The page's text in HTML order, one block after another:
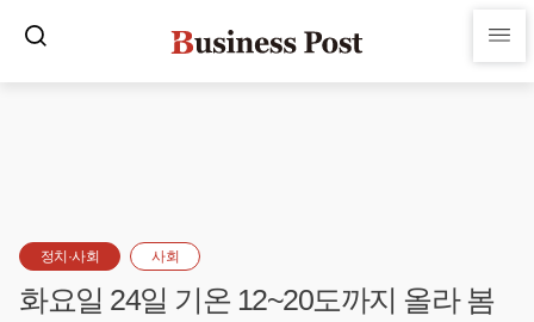
정치·사회 사회
화요일 24일 기온 12~20도까지 올라 봄